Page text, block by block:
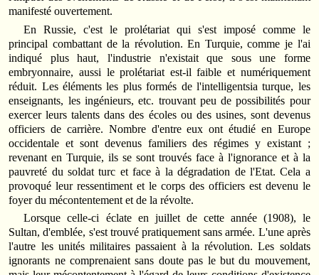
manifesté ouvertement.
En Russie, c'est le prolétariat qui s'est imposé comme le
principal combattant de la révolution. En Turquie, comme je l'ai
indiqué plus haut, l'industrie n'existait que sous une forme
embryonnaire, aussi le prolétariat est-il faible et numériquement
réduit. Les éléments les plus formés de l'intelligentsia turque, les
enseignants, les ingénieurs, etc. trouvant peu de possibilités pour
exercer leurs talents dans des écoles ou des usines, sont devenus
officiers de carrière. Nombre d'entre eux ont étudié en Europe
occidentale et sont devenus familiers des régimes y existant ;
revenant en Turquie, ils se sont trouvés face à l'ignorance et à la
pauvreté du soldat turc et face à la dégradation de l'Etat. Cela a
provoqué leur ressentiment et le corps des officiers est devenu le
foyer du mécontentement et de la révolte.
Lorsque celle-ci éclate en juillet de cette année (1908), le
Sultan, d'emblée, s'est trouvé pratiquement sans armée. L'une après
l'autre les unités militaires passaient à la révolution. Les soldats
ignorants ne comprenaient sans doute pas le but du mouvement,